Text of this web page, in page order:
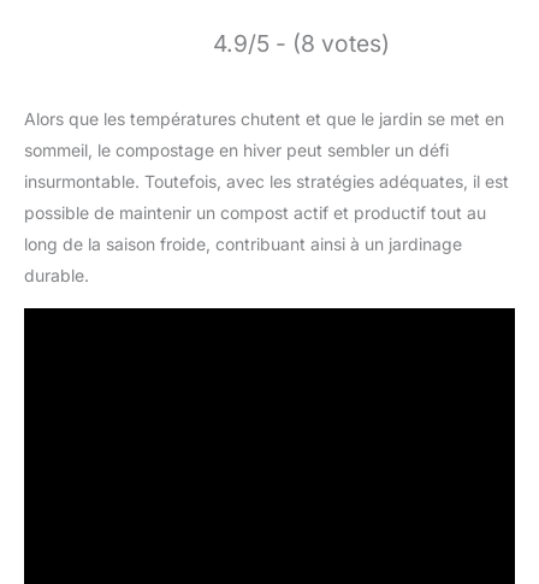
4.9/5 - (8 votes)
Alors que les températures chutent et que le jardin se met en
sommeil, le compostage en hiver peut sembler un défi
insurmontable. Toutefois, avec les stratégies adéquates, il est
possible de maintenir un compost actif et productif tout au
long de la saison froide, contribuant ainsi à un jardinage
durable.